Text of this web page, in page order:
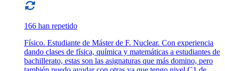
166 han repetido
Físico. Estudiante de Máster de F. Nuclear. Con experiencia
dando clases de física, química y matemáticas a estudiantes de
bachillerato, estas son las asignaturas que más domino, pero